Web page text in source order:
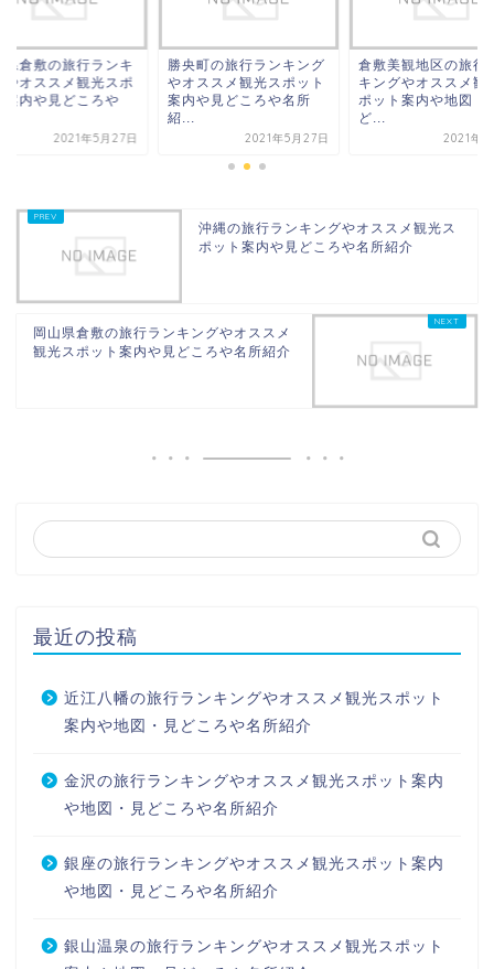
県倉敷の旅行ランキ
やオススメ観光スポ
案内や見どころや
2021年5月27日
勝央町の旅行ランキング
やオススメ観光スポット
案内や見どころや名所
紹...
2021年5月27日
倉敷美観地区の旅行
キングやオススメ観
ポット案内や地図・
ど...
2021年7
沖縄の旅行ランキングやオススメ観光ス
ポット案内や見どころや名所紹介
岡山県倉敷の旅行ランキングやオススメ
観光スポット案内や見どころや名所紹介
最近の投稿
近江八幡の旅行ランキングやオススメ観光スポット
案内や地図・見どころや名所紹介
金沢の旅行ランキングやオススメ観光スポット案内
や地図・見どころや名所紹介
銀座の旅行ランキングやオススメ観光スポット案内
や地図・見どころや名所紹介
銀山温泉の旅行ランキングやオススメ観光スポット